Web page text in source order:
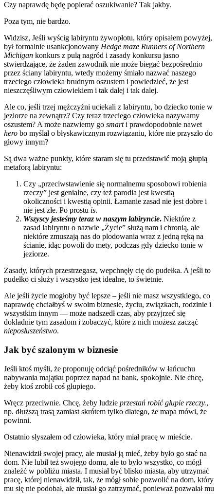
Czy naprawdę będę popierać oszukiwanie? Tak jakby.
Poza tym, nie bardzo.
Widzisz, Jeśli wyścig labiryntu żywopłotu, który opisałem powyżej,
był formalnie usankcjonowany Hedge maze Runners of Northern
Michigan konkurs z pulą nagród i zasady konkursu jasno
stwierdzające, że żaden zawodnik nie może biegać bezpośrednio
przez ściany labiryntu, wtedy możemy śmiało nazwać naszego
trzeciego człowieka brudnym oszustem i powiedzieć, że jest
nieszczęśliwym człowiekiem i tak dalej i tak dalej.
Ale co, jeśli trzej mężczyźni uciekali z labiryntu, bo dziecko tonie w
jeziorze na zewnątrz? Czy teraz trzeciego człowieka nazywamy
oszustem? A może nazwiemy go smarti prawdopodobnie nawet
hero bo myślał o błyskawicznym rozwiązaniu, które nie przyszło do
głowy innym?
Są dwa ważne punkty, które staram się tu przedstawić moją głupią
metaforą labiryntu:
Czy „przeciwstawienie się normalnemu sposobowi robienia
rzeczy” jest genialne, czy też parodia jest kwestią
okoliczności i kwestią opinii. Łamanie zasad nie jest dobre i
nie jest złe. Po prostu is.
Wszyscy jesteśmy teraz w naszym labiryncie. Niektóre z
zasad labiryntu o nazwie „Życie” służą nam i chronią, ale
niektóre zmuszają nas do plodowania wraz z jedną ręką na
ścianie, idąc powoli do mety, podczas gdy dziecko tonie w
jeziorze.
Zasady, których przestrzegasz, wepchnęły cię do pudełka. A jeśli to
pudełko ci służy i wszystko jest idealne, to świetnie.
Ale jeśli życie mogłoby być lepsze – jeśli nie masz wszystkiego, co
naprawdę chciałbyś w swoim biznesie, życiu, związkach, rodzinie i
wszystkim innym — może nadszedł czas, aby przyjrzeć się
dokładnie tym zasadom i zobaczyć, które z nich możesz zacząć
nieposłuszeństwo.
Jak być szalonym w biznesie
Jeśli ktoś myśli, że proponuję odciąć pośredników w łańcuchu
nabywania majątku poprzez napad na bank, spokojnie. Nie chcę,
żeby ktoś zrobił coś głupiego.
Wręcz przeciwnie. Chcę, żeby ludzie przestań robić głupie rzeczy.,
np. dłuższą trasą zamiast skrótem tylko dlatego, że mapa mówi, że
powinni.
Ostatnio słyszałem od człowieka, który miał pracę w mieście.
Nienawidził swojej pracy, ale musiał ją mieć, żeby było go stać na
dom. Nie lubił też swojego domu, ale to było wszystko, co mógł
znaleźć w pobliżu miasta. I musiał być blisko miasta, aby utrzymać
pracę, której nienawidził, tak, że mógł sobie pozwolić na dom, który
mu się nie podobał, ale musiał go zatrzymać, ponieważ pozwalał mu